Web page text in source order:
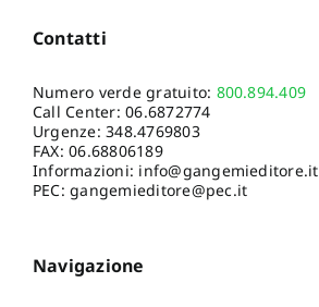
Contatti
Numero verde gratuito: 800.894.409
Call Center:06.6872774
Urgenze:348.4769803
FAX: 06.68806189
Informazioni: info@gangemieditore.it
PEC: gangemieditore@pec.it
Navigazione